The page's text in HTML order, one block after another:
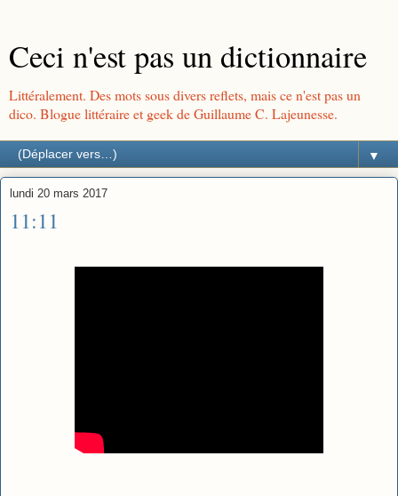
Ceci n'est pas un dictionnaire
Littéralement. Des mots sous divers reflets, mais ce n'est pas un
dico. Blogue littéraire et geek de Guillaume C. Lajeunesse.
▼
lundi 20 mars 2017
11:11